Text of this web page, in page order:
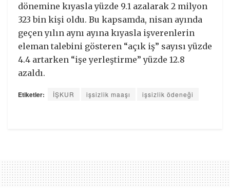
dönemine kıyasla yüzde 9.1 azalarak 2 milyon
323 bin kişi oldu. Bu kapsamda, nisan ayında
geçen yılın aynı ayına kıyasla işverenlerin
eleman talebini gösteren “açık iş” sayısı yüzde
4.4 artarken “işe yerleştirme” yüzde 12.8
azaldı.
Etiketler: İŞKUR işsizlik maaşı işsizlik ödeneği